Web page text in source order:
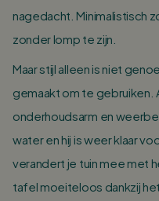
nagedacht. Minimalistisch
zonder lomp te zijn.
Maar stijl alleen is niet
gemaakt om te gebruiken.
onderhoudsarm en
water en hij is weer klaar
verandert je tuin mee met
tafel moeiteloos dankzij